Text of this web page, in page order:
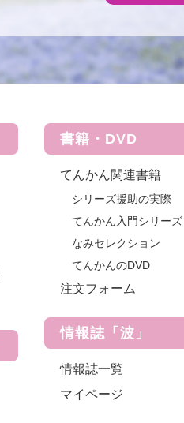
書籍・DVD
てんかん関連書籍
シリーズ援助の実際
てんかん入門シリーズ
なみセレクション
てんかんのDVD
注文フォーム
情報誌「波」
情報誌一覧
マイページ